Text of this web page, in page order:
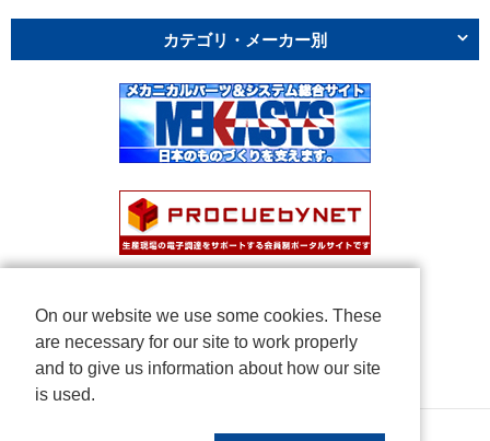
カテゴリ・メーカー別
On our website we use some cookies. These
are necessary for our site to work properly
and to give us information about how our site
is used.